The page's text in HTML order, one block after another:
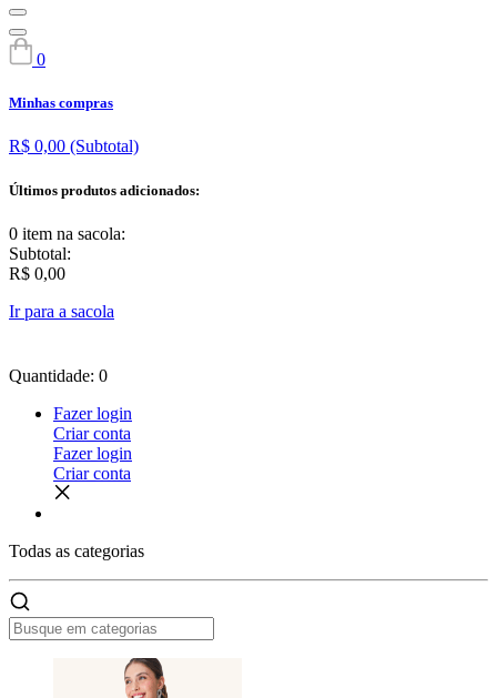
0
Minhas compras
R$ 0,00 (Subtotal)
Últimos produtos adicionados:
0 item na sacola:
Subtotal:
R$ 0,00
Ir para a sacola
Quantidade: 0
Fazer login
Criar conta
Fazer login
Criar conta
Todas as categorias